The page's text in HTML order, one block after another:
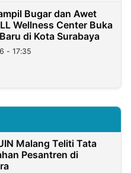
Bugar dan Awet
Wellness Center Buka
di Kota Surabaya
- 17:35
Malang Teliti Tata
Pesantren di